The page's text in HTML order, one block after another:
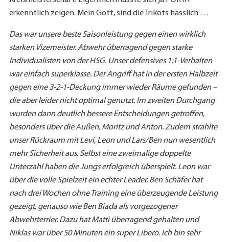
erkenntlich zeigen. Mein Gott, sind die Trikots hässlich …
Das war unsere beste Saisonleistung gegen einen wirklich
starken Vizemeister. Abwehr überragend gegen starke
Individualisten von der HSG. Unser defensives 1:1-Verhalten
war einfach superklasse. Der Angriff hat in der ersten Halbzeit
gegen eine 3-2-1-Deckung immer wieder Räume gefunden –
die aber leider nicht optimal genutzt. Im zweiten Durchgang
wurden dann deutlich bessere Entscheidungen getroffen,
besonders über die Außen, Moritz und Anton. Zudem strahlte
unser Rückraum mit Levi, Leon und Lars/Ben nun wesentlich
mehr Sicherheit aus. Selbst eine zweimalige doppelte
Unterzahl haben die Jungs erfolgreich überspielt. Leon war
über die volle Spielzeit ein echter Leader. Ben Schäfer hat
nach drei Wochen ohne Training eine überzeugende Leistung
gezeigt, genauso wie Ben Biada als vorgezogener
Abwehrterrier. Dazu hat Matti überragend gehalten und
Niklas war über 50 Minuten ein super Libero. Ich bin sehr